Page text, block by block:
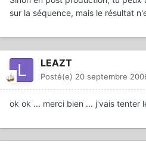
sur la séquence, mais le résultat
LEAZT
Posté(e) 20 septembre
ok ok ... merci bien ... j'vais tenter